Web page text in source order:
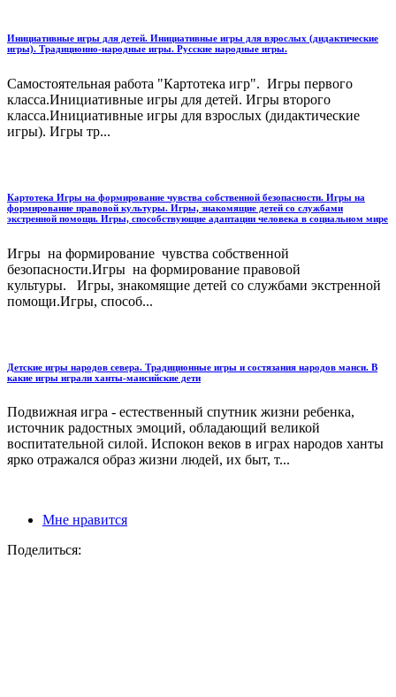
Инициативные игры для детей. Инициативные игры для взрослых (дидактические
игры). Традиционно-народные игры. Русские народные игры.
Самостоятельная работа "Картотека игр". Игры первого
класса.Инициативные игры для детей. Игры второго
класса.Инициативные игры для взрослых (дидактические
игры). Игры тр...
Картотека Игры на формирование чувства собственной безопасности. Игры на
формирование правовой культуры. Игры, знакомящие детей со службами
экстренной помощи. Игры, способствующие адаптации человека в социальном мире
Игры на формирование чувства собственной
безопасности.Игры на формирование правовой
культуры. Игры, знакомящие детей со службами экстренной
помощи.Игры, способ...
Детские игры народов севера. Традиционные игры и состязания народов манси. В
какие игры играли ханты-мансийские дети
Подвижная игра - естественный спутник жизни ребенка,
источник радостных эмоций, обладающий великой
воспитательной силой. Испокон веков в играх народов ханты
ярко отражался образ жизни людей, их быт, т...
Мне нравится
Поделиться: